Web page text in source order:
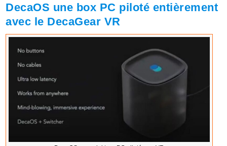
DecaOS une box PC piloté entièrement
avec le DecaGear VR